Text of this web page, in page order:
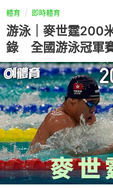
體育 即時體育
游泳｜麥世霆200
錄 全國游泳冠軍